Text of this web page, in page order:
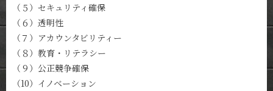
（５）セキュリティ確保
（６）透明性
（７）アカウンタビリティー
（８）教育・リテラシー
（９）公正競争確保
（10）イノベーション